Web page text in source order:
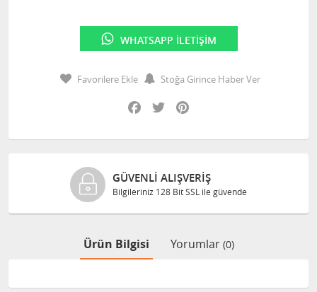
WHATSAPP İLETIŞIM
Favorilere Ekle
Stoğa Girince Haber Ver
Facebook
Twitter
GÜVENLI ALIŞVERIŞ
Bilgileriniz 128 Bit SSL ile güvende
Ürün Bilgisi Yorumlar (0)